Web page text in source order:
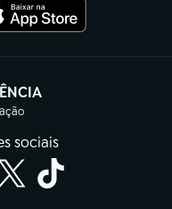
em nova aba)
sociais